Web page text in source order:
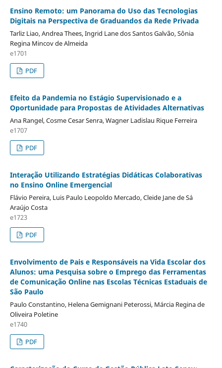
Ensino Remoto: um Panorama do Uso das Tecnologias
Digitais na Perspectiva de Graduandos da Rede Privada
Tarliz Liao, Andrea Thees, Ingrid Lane dos Santos Galvão, Sônia
Regina Mincov de Almeida
e1701
PDF
Efeito da Pandemia no Estágio Supervisionado e a
Oportunidade para Propostas de Atividades Alternativas
Ana Rangel, Cosme Cesar Senra, Wagner Ladislau Rique Ferreira
e1707
PDF
Interação Utilizando Estratégias Didáticas Colaborativas
no Ensino Online Emergencial
Flávio Pereira, Luis Paulo Leopoldo Mercado, Cleide Jane de Sá
Araújo Costa
e1723
PDF
Envolvimento de Pais e Responsáveis na Vida Escolar dos
Alunos: uma Pesquisa sobre o Emprego das Ferramentas
de Comunicação Online nas Escolas Técnicas Estaduais de
São Paulo
Paulo Constantino, Helena Gemignani Peterossi, Márcia Regina de
Oliveira Poletine
e1740
PDF